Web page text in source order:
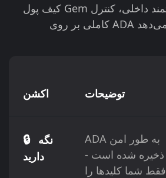
کیف پول Gem با ویژگی‌های قدرتمند داخلی، کنترل
اکشن توضیحات
🔒
دارید
ADA به طور امن
ذخیره شده است -
فقط شما کلیدها را